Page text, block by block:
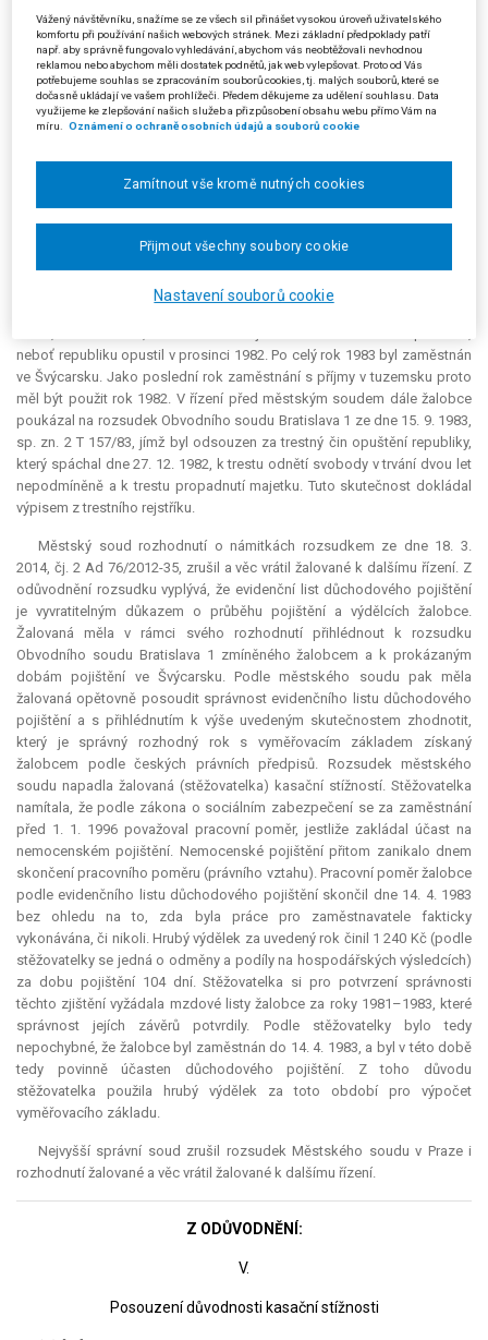
výpočtu osobního vyměřovacího základu žalobce postupovala žalovaná
tak, že za dobu pojištění získanou výkonem výdělečné činnosti v jiném
členském státě EU dosadila průměrný denní indexovaný výdělek
vypočtený z vyměřovacích základů získaných podle českých právních
předpisů. Žalobce nezískal podle českých předpisů po roce 1986 pět
kalendářních let s vyměřovacím základem. Žalovaná proto vycházela z
podle evidenčního listu důchodového pojištění rok 1983, kdy měl
žalobce hrubý příjem 1 240 Kč za 104 dnů pojištění. Poukázala, že
pracovní poměr žalobce (výdělečná činnost) skončil až 14. 4. 1983. Na
indexovaný výdělek v částce 106,21116 Kč, který byl posléze použit pro
výpočet ročních vyměřovacích základů žalobce za rozhodné období.
neboť republiku opustil v prosinci 1982. Po celý rok 1983 byl zaměstnán
ve Švýcarsku. Jako poslední rok zaměstnání s příjmy v tuzemsku proto
měl být použit rok 1982. V řízení před městským soudem dále žalobce
poukázal na rozsudek Obvodního soudu Bratislava 1 ze dne 15. 9. 1983,
sp. zn. 2 T 157/83, jímž byl odsouzen za trestný čin opuštění republiky,
který spáchal dne 27. 12. 1982, k trestu odnětí svobody v trvání dvou let
nepodmíněně a k trestu propadnutí majetku. Tuto skutečnost dokládal
výpisem z trestního rejstříku.
Městský soud rozhodnutí o námitkách rozsudkem ze dne 18. 3.
2014, čj. 2 Ad 76/2012-35, zrušil a věc vrátil žalované k dalšímu řízení. Z
odůvodnění rozsudku vyplývá, že evidenční list důchodového pojištění
je vyvratitelným důkazem o průběhu pojištění a výdělcích žalobce.
Žalovaná měla v rámci svého rozhodnutí přihlédnout k rozsudku
Obvodního soudu Bratislava 1 zmíněného žalobcem a k prokázaným
dobám pojištění ve Švýcarsku. Podle městského soudu pak měla
žalovaná opětovně posoudit správnost evidenčního listu důchodového
pojištění a s přihlédnutím k výše uvedeným skutečnostem zhodnotit,
který je správný rozhodný rok s vyměřovacím základem získaný
žalobcem podle českých právních předpisů. Rozsudek městského
soudu napadla žalovaná (stěžovatelka) kasační stížností. Stěžovatelka
namítala, že podle zákona o sociálním zabezpečení se za zaměstnání
před 1. 1. 1996 považoval pracovní poměr, jestliže zakládal účast na
nemocenském pojištění. Nemocenské pojištění přitom zanikalo dnem
skončení pracovního poměru (právního vztahu). Pracovní poměr žalobce
podle evidenčního listu důchodového pojištění skončil dne 14. 4. 1983
bez ohledu na to, zda byla práce pro zaměstnavatele fakticky
vykonávána, či nikoli. Hrubý výdělek za uvedený rok činil 1 240 Kč (podle
stěžovatelky se jedná o odměny a podíly na hospodářských výsledcích)
za dobu pojištění 104 dní. Stěžovatelka si pro potvrzení správnosti
těchto zjištění vyžádala mzdové listy žalobce za roky 1981–1983, které
správnost jejích závěrů potvrdily. Podle stěžovatelky bylo tedy
nepochybné, že žalobce byl zaměstnán do 14. 4. 1983, a byl v této době
tedy povinně účasten důchodového pojištění. Z toho důvodu
stěžovatelka použila hrubý výdělek za toto období pro výpočet
vyměřovacího základu.
Nejvyšší správní soud zrušil rozsudek Městského soudu v Praze i
rozhodnutí žalované a věc vrátil žalované k dalšímu řízení.
Z ODŮVODNĚNÍ:
V.
Posouzení důvodnosti kasační stížnosti
Vážený návštěvníku, snažíme se ze všech sil přinášet vysokou úroveň uživatelského
komfortu při používání našich webových stránek. Mezi základní předpoklady patří
např. aby správně fungovalo vyhledávání, abychom vás neobtěžovali nevhodnou
reklamou nebo abychom měli dostatek podnětů, jak web vylepšovat. Proto od Vás
potřebujeme souhlas se zpracováním souborů cookies, tj. malých souborů, které se
dočasně ukládají ve vašem prohlížeči. Předem děkujeme za udělení souhlasu. Data
využijeme ke zlepšování našich služeb a přizpůsobení obsahu webu přímo Vám na
míru.
Oznámení o ochraně osobních údajů a souborů cookie
Nastavení souborů cookie
Zamítnout vše kromě nutných cookies
Přijmout všechny soubory cookie